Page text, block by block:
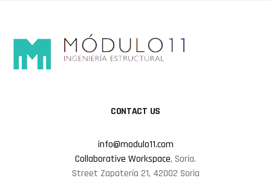
CONTACT US
info@modulo11.com
Collaborative Workspace, Soria.
Street Zapatería 21, 42002 Soria